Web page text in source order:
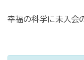
幸福の科学に未入会